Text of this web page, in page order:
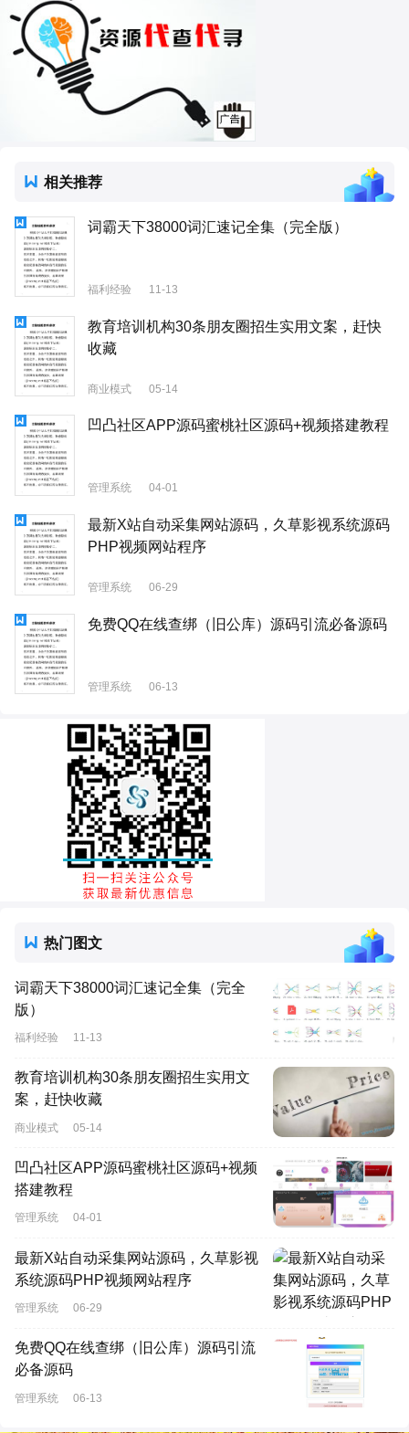
相关推荐
词霸天下38000词汇速记全集（完全版）
福利经验 11-13
教育培训机构30条朋友圈招生实用文案，赶快
收藏
商业模式 05-14
凹凸社区APP源码蜜桃社区源码+视频搭建教程
管理系统 04-01
最新X站自动采集网站源码，久草影视系统源码
PHP视频网站程序
管理系统 06-29
免费QQ在线查绑（旧公库）源码引流必备源码
管理系统 06-13
热门图文
词霸天下38000词汇速记全集（完全
版）
福利经验 11-13
教育培训机构30条朋友圈招生实用文
案，赶快收藏
商业模式 05-14
凹凸社区APP源码蜜桃社区源码+视频
搭建教程
管理系统 04-01
最新X站自动采集网站源码，久草影视
系统源码PHP视频网站程序
管理系统 06-29
免费QQ在线查绑（旧公库）源码引流
必备源码
管理系统 06-13